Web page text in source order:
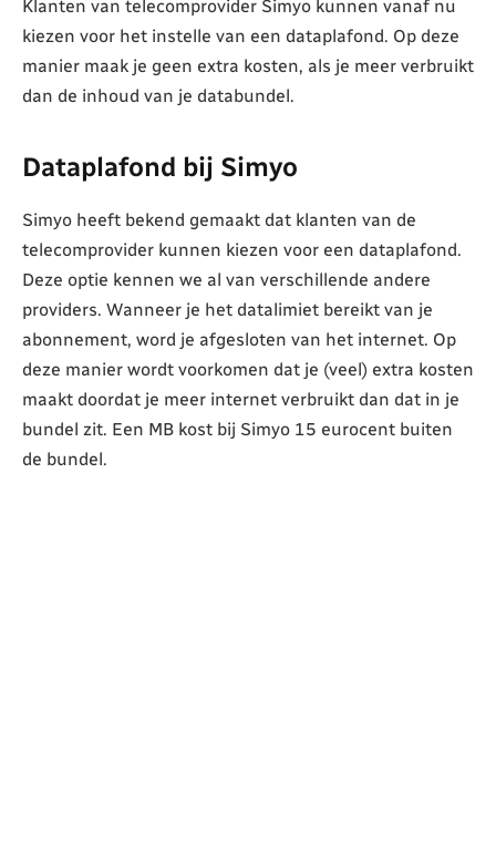
Klanten van telecomprovider Simyo kunnen vanaf nu
kiezen voor het instelle van een dataplafond. Op deze
manier maak je geen extra kosten, als je meer verbruikt
dan de inhoud van je databundel.
Dataplafond bij Simyo
Simyo heeft bekend gemaakt dat klanten van de
telecomprovider kunnen kiezen voor een dataplafond.
Deze optie kennen we al van verschillende andere
providers. Wanneer je het datalimiet bereikt van je
abonnement, word je afgesloten van het internet. Op
deze manier wordt voorkomen dat je (veel) extra kosten
maakt doordat je meer internet verbruikt dan dat in je
bundel zit. Een MB kost bij Simyo 15 eurocent buiten
de bundel.